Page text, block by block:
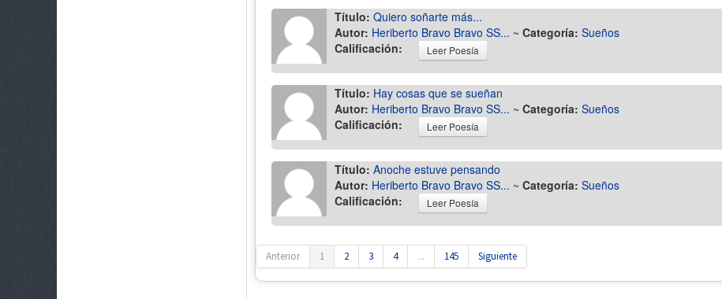
Título: Quiero soñarte más...
Autor: Heriberto Bravo Bravo SS... ~ Categoría: Sueños
Calificación:
Leer Poesía
Título: Hay cosas que se sueñan
Autor: Heriberto Bravo Bravo SS... ~ Categoría: Sueños
Calificación:
Leer Poesía
Título: Anoche estuve pensando
Autor: Heriberto Bravo Bravo SS... ~ Categoría: Sueños
Calificación:
Leer Poesía
Anterior 1 2 3 4 ... 145 Siguiente